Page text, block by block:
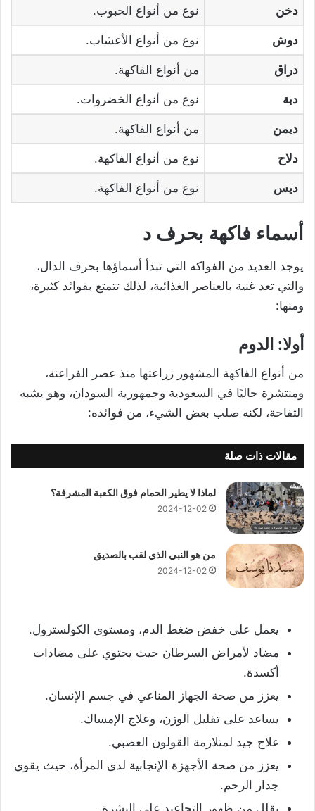
دخن نوع من أنواع الحبوب.
دوش نوع من أنواع الأعشاب.
دراق من أنواع الفاكهة.
دبة نوع من أنواع الخضروات.
ديمن من أنواع الفاكهة.
دلاح نوع من أنواع الفاكهة.
ديس نوع من أنواع الفاكهة.
أسماء فاكهة بحرف د
يوجد العديد من الفواكه التي تبدأ أسماؤها بحرف الدال،
والتي تعد غنية بالعناصر الغذائية، لذلك تتمتع بفوائد كثيرة،
ومنها:
أولا: الدوم
من أنواع الفاكهة المشهور زراعتها منذ عصر الفراعنة،
ومنتشرة حاليًا في السعودية وجمهورية السودان، وهو يشبه
التفاحة، لكنه صلب بعض الشيء، من فوائده:
مقالات ذات صلة
لماذا لا يطير الحمام فوق الكعبة المشرفة؟
2024-12-02
من هو النبي الذي لقب بالصديق
2024-12-02
يعمل على خفض ضغط الدم، ومستوى الكولسترول.
مضاد لأمراض السرطان حيث يحتوي على مضادات
أكسدة.
يعزز من صحة الجهاز المناعي في جسم الإنسان.
يساعد على تقليل الوزن، وعلاج الإمساك.
علاج جيد لمتلازمة القولون العصبي.
يعزز من صحة الأجهزة الإنجابية لدى المرأة، حيث يقوي
جدار الرحم.